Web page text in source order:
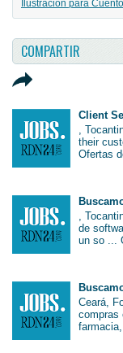
Ilustración para
COMPARTIR
Client
,
their
Ofertas
,
de
un so ...
Ceará,
compras